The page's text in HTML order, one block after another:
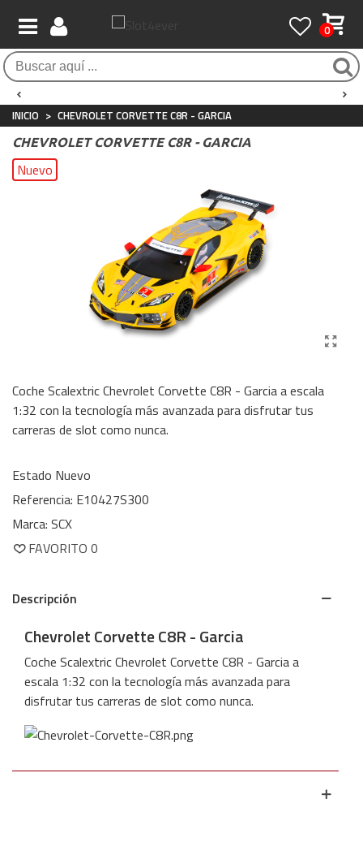
0
Envío Gratis / 24 horas
INICIO > CHEVROLET CORVETTE C8R - GARCIA
CHEVROLET CORVETTE C8R - GARCIA
Nuevo
Coche Scalextric Chevrolet Corvette C8R - Garcia a escala
1:32 con la tecnología más avanzada para disfrutar tus
carreras de slot como nunca.
Estado Nuevo
Referencia: E10427S300
Marca: SCX
FAVORITO 0
Descripción
Chevrolet Corvette C8R - Garcia
Coche Scalextric Chevrolet Corvette C8R - Garcia a
escala 1:32 con la tecnología más avanzada para
disfrutar tus carreras de slot como nunca.